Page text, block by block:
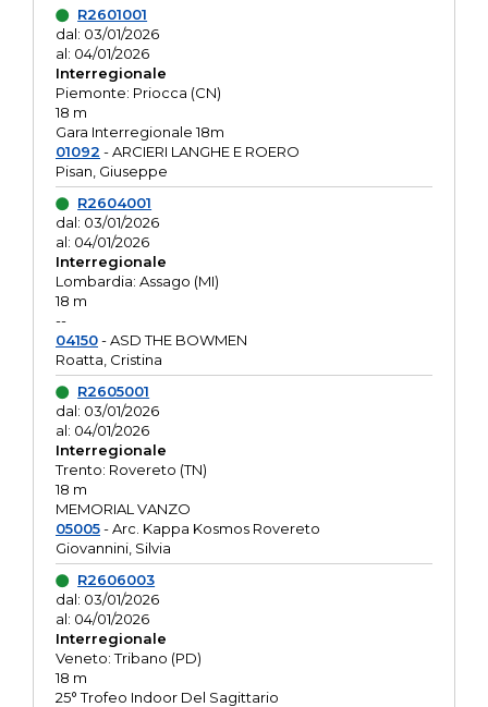
R2601001
dal: 03/01/2026
al: 04/01/2026
Interregionale
Piemonte: Priocca (CN)
18 m
Gara Interregionale 18m
01092 - ARCIERI LANGHE E ROERO
Pisan, Giuseppe
R2604001
dal: 03/01/2026
al: 04/01/2026
Interregionale
Lombardia: Assago (MI)
18 m
--
04150- ASD THE BOWMEN
Roatta, Cristina
R2605001
dal: 03/01/2026
al: 04/01/2026
Interregionale
Trento: Rovereto (TN)
18 m
MEMORIAL VANZO
05005- Arc. Kappa Kosmos Rovereto
Giovannini, Silvia
R2606003
dal: 03/01/2026
al: 04/01/2026
Interregionale
Veneto: Tribano (PD)
18 m
25° Trofeo Indoor Del Sagittario